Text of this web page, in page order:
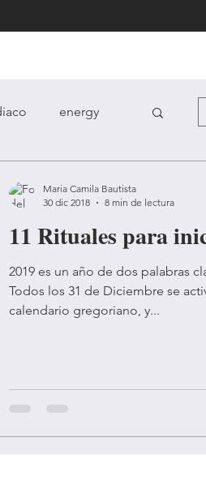
energy
2019
signos zodiacales
11 Rituales para
2019 es un año de dos palabras
Todos los 31 de Diciembre se
calendario gregoriano, y...
Maria Camila Bautista
30 dic 2018
8 min de lectura